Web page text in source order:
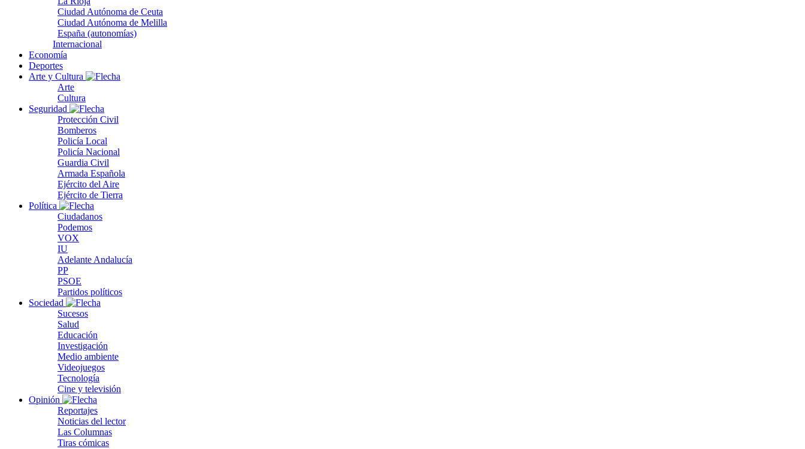
Ciudad Autónoma de Ceuta
Ciudad Autónoma de Melilla
España (autonomías)
Internacional
Economía
Deportes
Arte y Cultura
Arte
Cultura
Seguridad
Protección Civil
Bomberos
Policía Local
Policía Nacional
Guardia Civil
Armada Española
Ejército del Aire
Ejército de Tierra
Política
Ciudadanos
Podemos
VOX
IU
Adelante Andalucía
PP
PSOE
Partidos políticos
Sociedad
Sucesos
Salud
Educación
Investigación
Medio ambiente
Videojuegos
Tecnología
Cine y televisión
Opinión
Reportajes
Noticias del lector
Las Columnas
Tiras cómicas